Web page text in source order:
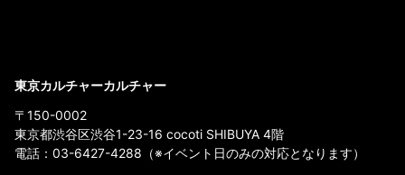
東京カルチャーカルチャー
〒150-0002
東京都渋谷区渋谷1-23-16 cocoti SHIBUYA 4階
電話： 03-6427-4288 （※イベント日のみの対応となります）